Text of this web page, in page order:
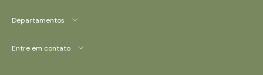
Departamentos
Entre em contato